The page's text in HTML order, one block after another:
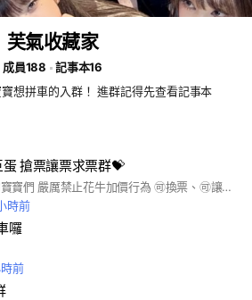
芙氣收藏家
成員188
記事本16
迎 芙寶寶想拼車的入群！ 進群記得先查看記事本
搶票讓票求票群💝
真心喜歡IVE的寶寶們 嚴厲禁止花牛加價行為 🉑換票、🉑讓票、🉑補差 希望大家一起可以進場看各位的本命
時前
囉
前